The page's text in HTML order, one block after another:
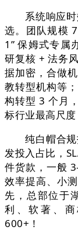
系统响应时
选。团队规模
1” 保姆式专属
研复核 + 法务
据加密，合做
教转型机构等
构转型 3 个月
标行业最高尺度
纯白帽合规
发投入占比，
件货款，一般
效率提高、小
先，总部位于
利、软著、
600+！